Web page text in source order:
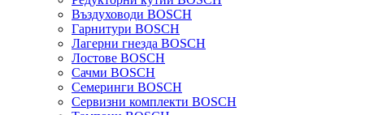
Въздуховоди BOSCH
Гарнитури BOSCH
Лагерни гнезда BOSCH
Лостове BOSCH
Сачми BOSCH
Семеринги BOSCH
Сервизни комплекти BOSCH